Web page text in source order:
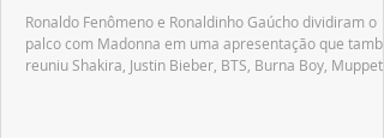
Ronaldo Fenômeno e Ronaldinho Gaúcho dividiram o
palco com Madonna em uma apresentação que
reuniu Shakira, Justin Bieber, BTS, Burna Boy, Muppets,